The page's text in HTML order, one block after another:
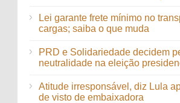
Lei garante frete mínimo no
cargas; saiba o que muda
PRD e Solidariedade decidem
neutralidade na eleição
Atitude irresponsável, diz Lula
de visto de embaixadora